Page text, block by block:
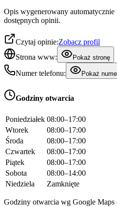
Opis wygenerowany
dostępnych opinii.
Czytaj opinie:Zobacz profil
Strona www:
Pokaż stronę
Numer telefonu: Pokaż
Godziny otwarcia
Poniedziałek 08:00–17:00
Wtorek
08:00–17:00
Środa
08:00–17:00
Czwartek
08:00–17:00
Piątek
08:00–17:00
Sobota
08:00–14:00
Niedziela
Zamknięte
Godziny otwarcia wg Google